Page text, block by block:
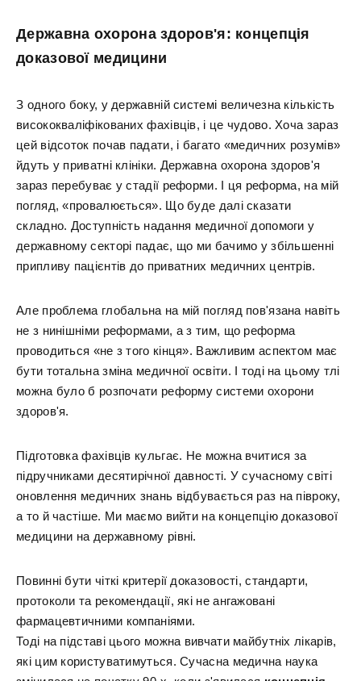
Державна охорона здоров'я: концепція
доказової медицини
З одного боку, у державній системі величезна кількість
висококваліфікованих фахівців, і це чудово. Хоча зараз
цей відсоток почав падати, і багато «медичних розумів»
йдуть у приватні клініки. Державна охорона здоров'я
зараз перебуває у стадії реформи. І ця реформа, на мій
погляд, «провалюється». Що буде далі сказати
складно. Доступність надання медичної допомоги у
державному секторі падає, що ми бачимо у збільшенні
припливу пацієнтів до приватних медичних центрів.
Але проблема глобальна на мій погляд пов'язана навіть
не з нинішніми реформами, а з тим, що реформа
проводиться «не з того кінця». Важливим аспектом має
бути тотальна зміна медичної освіти. І тоді на цьому тлі
можна було б розпочати реформу системи охорони
здоров'я.
Підготовка фахівців кульгає. Не можна вчитися за
підручниками десятирічної давності. У сучасному світі
оновлення медичних знань відбувається раз на півроку,
а то й частіше. Ми маємо вийти на концепцію доказової
медицини на державному рівні.
Повинні бути чіткі критерії доказовості, стандарти,
протоколи та рекомендації, які не ангажовані
фармацевтичними компаніями.
Тоді на підставі цього можна вивчати майбутніх лікарів,
які цим користуватимуться. Сучасна медична наука